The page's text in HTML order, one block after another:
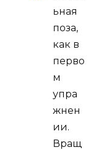
ьная
поза,
как в
перво
м
упра
жнен
ии.
Вращ